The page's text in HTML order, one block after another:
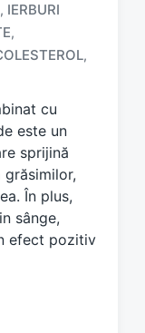
, IERBURI
,
,
cu
este un
sprijină
În plus,
sânge,
efect pozitiv